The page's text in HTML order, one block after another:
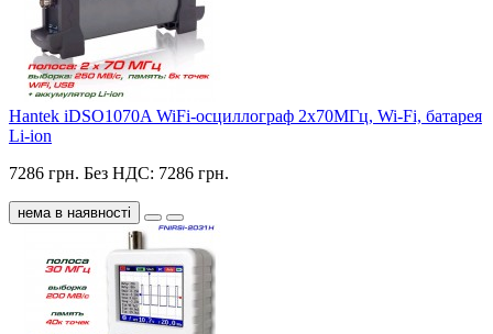
Hantek iDSO1070A WiFi-осциллограф 2х70МГц, Wi-Fi, батарея
Li-ion
7286 грн. Без НДС: 7286 грн.
нема в наявності